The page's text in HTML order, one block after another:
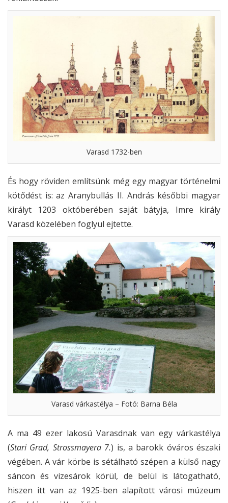
Varasd 1732-ben
És hogy röviden említsünk még egy magyar történelmi
kötődést is: az Aranybullás II. András későbbi magyar
királyt 1203 októberében saját bátyja, Imre király
Varasd közelében foglyul ejtette.
Varasd várkastélya – Fotó: Barna Béla
A ma 49 ezer lakosú Varasdnak van egy várkastélya
(Stari Grad, Strossmayera 7.) is, a barokk óváros északi
végében. A vár körbe is sétálható szépen a külső nagy
sáncon és vizesárok körül, de belül is látogatható,
hiszen itt van az 1925-ben alapított városi múzeum